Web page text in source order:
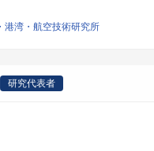
港湾・航空技術研究所
研究代表者